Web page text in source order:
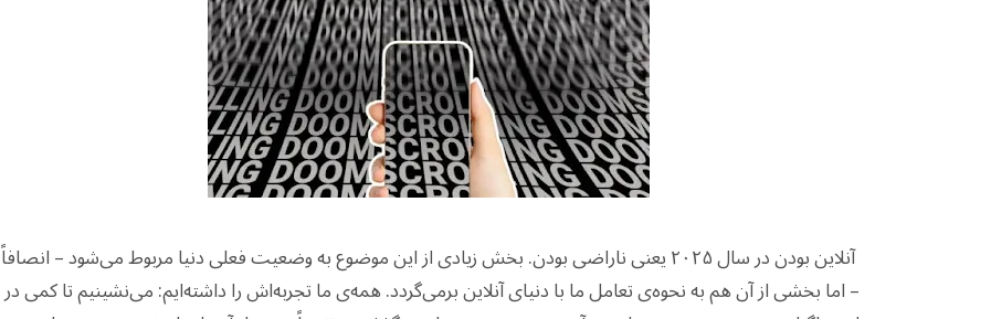
آنلاین بودن در سال ۲۰۲۵ یعنی ناراضی بودن. بخش زیادی از این موضوع به وضعیت فعلی دنیا مربوط می‌شود – انصافاً
– اما بخشی از آن هم به نحوه‌ی تعامل ما با دنیای آنلاین برمی‌گردد. همه‌ی ما تجربه‌اش را داشته‌ایم: می‌نشینیم تا کمی در